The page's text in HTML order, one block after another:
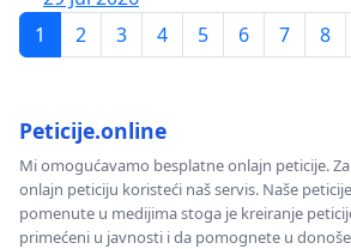
1
2 3 4 5 6 7 8
Peticije.online
Mi omogućavamo besplatne onlajn peticije.
onlajn peticiju koristeći naš servis. Naše
pomenute u medijima stoga je kreiranje
primećeni u javnosti i da pomognete u